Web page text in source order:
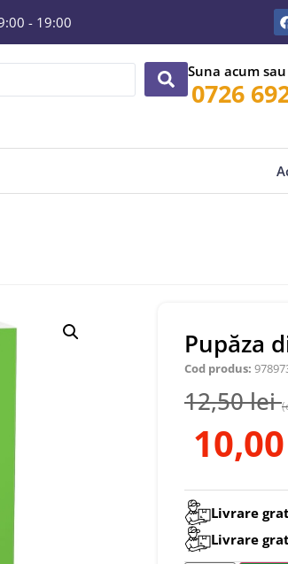
- 19:00
Suna acum
0726
Pupăza
Cod produs:
12,50lei
10,00
Livrare
Livrare